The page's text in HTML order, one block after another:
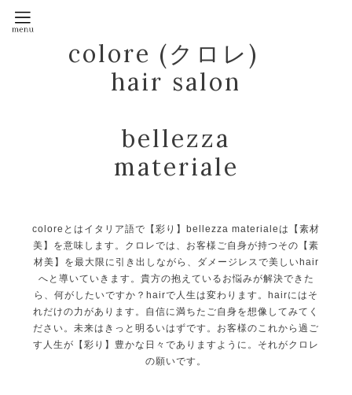
colore (クロレ)
hair salon
bellezza
materiale
coloreとはイタリア語で【彩り】bellezza materialeは【素材
美】を意味します。クロレでは、お客様ご自身が持つその【素
材美】を最大限に引き出しながら、ダメージレスで美しいhair
へと導いていきます。貴方の抱えているお悩みが解決できた
ら、何がしたいですか？hairで人生は変わります。hairにはそ
れだけの力があります。自信に満ちたご自身を想像してみてく
ださい。未来はきっと明るいはずです。お客様のこれから過ご
す人生が【彩り】豊かな日々でありますように。それがクロレ
の願いです。